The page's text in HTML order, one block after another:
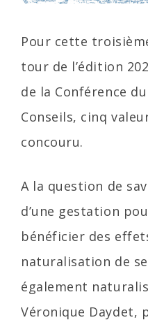
Pour cette
tour de l’édition
de la Conférence
Conseils, cinq
concouru.
A la question de
d’une gestation
bénéficier des
naturalisation de
également
Véronique Daydet,